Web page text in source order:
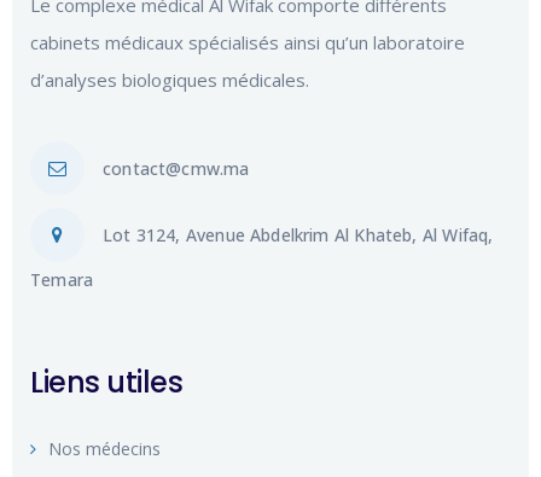
Le complexe médical Al Wifak comporte différents
cabinets médicaux spécialisés ainsi qu’un laboratoire
d’analyses biologiques médicales.
contact@cmw.ma
Lot 3124, Avenue Abdelkrim Al Khateb, Al Wifaq,
Temara
Liens utiles
Nos médecins